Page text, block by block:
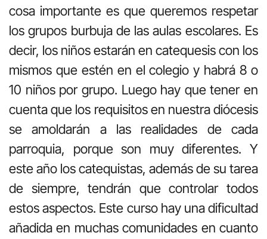
cosa importante es que queremos respetar
los grupos burbuja de las aulas escolares. Es
decir, los niños estarán en catequesis con los
mismos que estén en el colegio y habrá 8 o
10 niños por grupo. Luego hay que tener en
cuenta que los requisitos en nuestra diócesis
se amoldarán a las realidades de cada
parroquia, porque son muy diferentes. Y
este año los catequistas, además de su tarea
de siempre, tendrán que controlar todos
estos aspectos. Este curso hay una dificultad
añadida en muchas comunidades en cuanto